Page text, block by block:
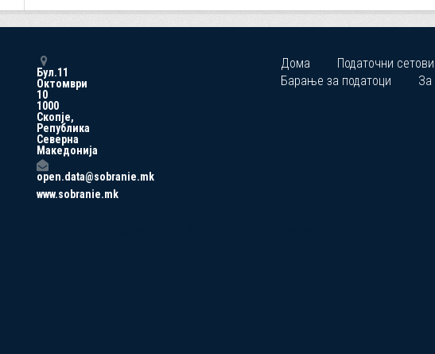
Бул.11
Октомври
10
1000
Скопје,
Република
Северна
Македонија
open.data@sobranie.mk
www.sobranie.mk
Дома
Податочни сетови
Барање за податоци
За